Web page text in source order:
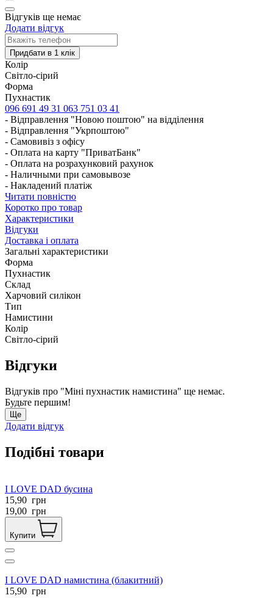
Відгуків ще немає
Додати відгук
Колір
Світло-сірий
Форма
Пухнастик
096 691 49 31 063 751 03 41
- Відправлення "Новою поштою" на відділення
- Відправлення "Укрпоштою"
- Самовивіз з офісу
- Оплата на карту "ПриватБанк"
- Оплата на розрахунковий рахунок
- Наличными при самовывозе
- Накладений платіж
Читати повністю
Коротко про товар
Характеристики
Відгуки
Доставка і оплата
Загальні характеристики
Форма
Пухнастик
Склад
Харчовий силікон
Тип
Намистини
Колір
Світло-сірий
Відгуки
Відгуків про "Міні пухнастик намистина" ще немає.
Будьте першим!
Ще
Додати відгук
Подібні товари
I LOVE DAD бусина
15,90 грн
19,00 грн
Купити
I LOVE DAD намистина (блакитний)
15,90 грн